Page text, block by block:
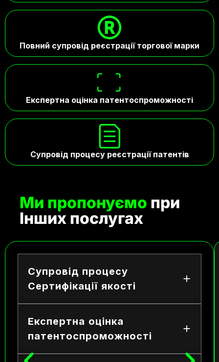
Повний супровід реєстрації торгової марки
Експертна оцінка патентоспроможності
Супровід процесу реєстрації патентів
Ми пропонуємо при
Інших послугах
Супровід процесу
Сертифікації якості
Експертна оцінка
патентоспроможності